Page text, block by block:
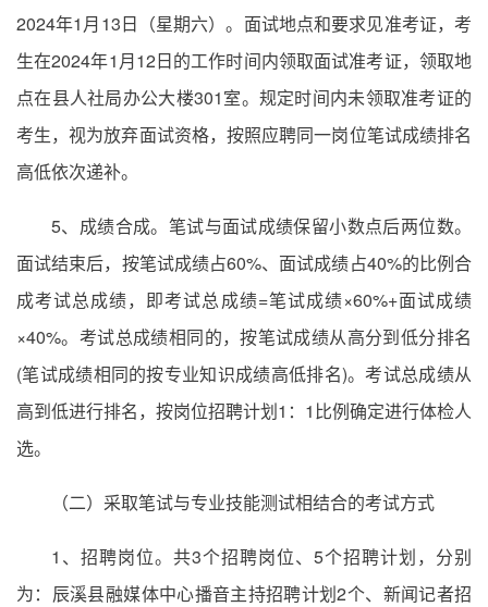
2024年1月13日（星期六）。面试地点和要求见准考证，考
生在2024年1月12日的工作时间内领取面试准考证，领取地
点在县人社局办公大楼301室。规定时间内未领取准考证的
考生，视为放弃面试资格，按照应聘同一岗位笔试成绩排名
高低依次递补。
5、成绩合成。笔试与面试成绩保留小数点后两位数。
面试结束后，按笔试成绩占60%、面试成绩占40%的比例合
成考试总成绩，即考试总成绩=笔试成绩×60%+面试成绩
×40%。考试总成绩相同的，按笔试成绩从高分到低分排名
(笔试成绩相同的按专业知识成绩高低排名)。考试总成绩从
高到低进行排名，按岗位招聘计划1：1比例确定进行体检人
选。
（二）采取笔试与专业技能测试相结合的考试方式
1、招聘岗位。共3个招聘岗位、5个招聘计划，分别
为：辰溪县融媒体中心播音主持招聘计划2个、新闻记者招